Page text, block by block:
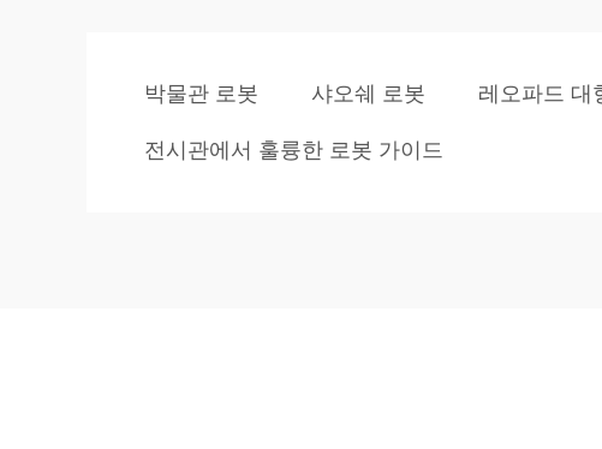
박물관 로봇 샤오쉐 로봇 레오파드 대
전시관에서 훌륭한 로봇 가이드